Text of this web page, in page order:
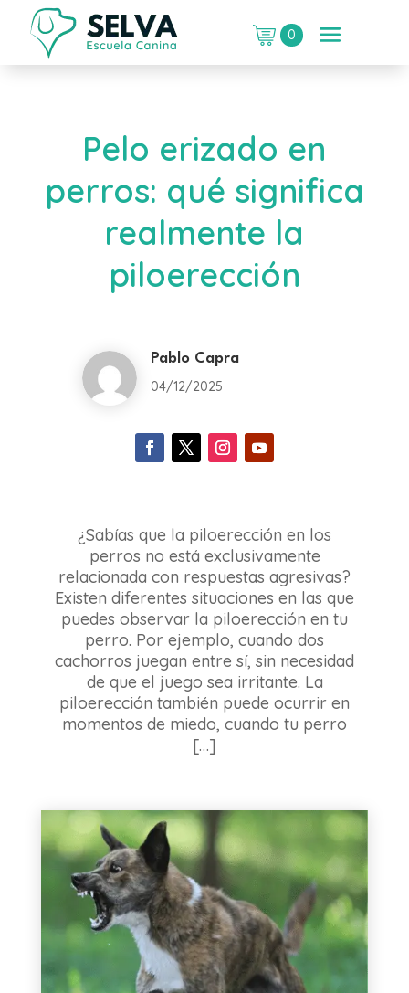
0
Pelo erizado en
perros: qué significa
realmente la
piloerección
Pablo Capra
04/12/2025
¿Sabías que la piloerección en los
perros no está exclusivamente
relacionada con respuestas agresivas?
Existen diferentes situaciones en las que
puedes observar la piloerección en tu
perro. Por ejemplo, cuando dos
cachorros juegan entre sí, sin necesidad
de que el juego sea irritante. La
piloerección también puede ocurrir en
momentos de miedo, cuando tu perro
[…]